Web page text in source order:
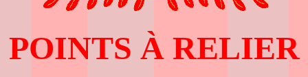
POINTS À RELIER